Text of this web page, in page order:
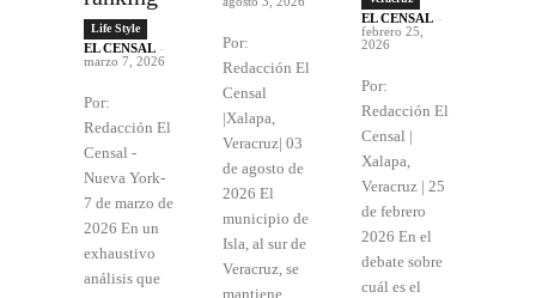
Life Style
EL CENSAL -
marzo 7, 2026
Por:
Redacción El
Censal -
Nueva York-
7 de marzo de
2026 En un
exhaustivo
análisis que
Por:
Redacción El
Censal
|Xalapa,
Veracruz| 03
de agosto de
2026 El
municipio de
Isla, al sur de
Veracruz, se
mantiene
EL CENSAL -
febrero 25,
2026
Por:
Redacción El
Censal |
Xalapa,
Veracruz | 25
de febrero
2026 En el
debate sobre
cuál es el